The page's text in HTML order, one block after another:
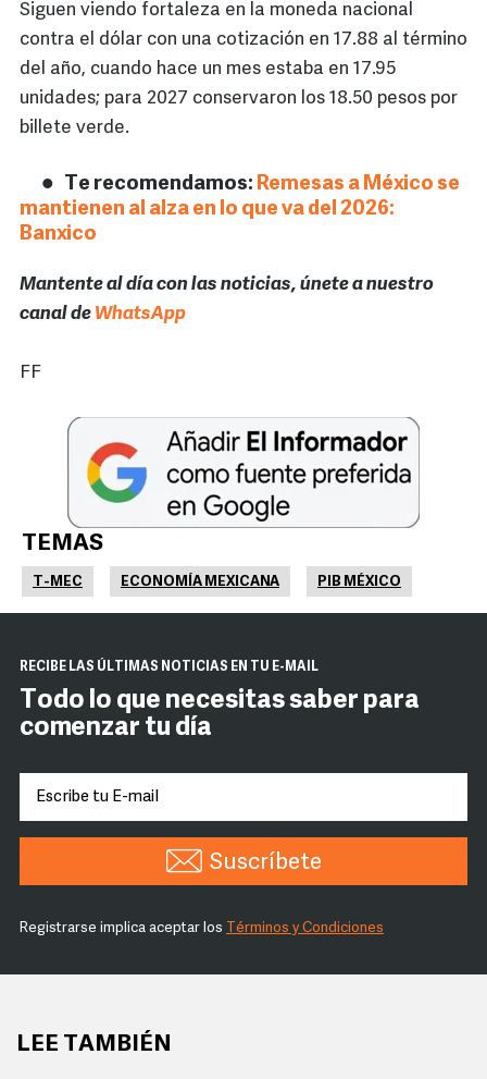
Siguen viendo fortaleza en la moneda nacional
contra el dólar con una cotización en 17.88 al término
del año, cuando hace un mes estaba en 17.95
unidades; para 2027 conservaron los 18.50 pesos por
billete verde.
Te recomendamos: Remesas a México se
mantienen al alza en lo que va del 2026:
Banxico
Mantente al día con las noticias, únete a nuestro
canal de WhatsApp
FF
TEMAS
T-MEC ECONOMÍA MEXICANA PIB MÉXICO
RECIBE LAS ÚLTIMAS NOTICIAS EN TU E-MAIL
Todo lo que necesitas saber para
comenzar tu día
Suscríbete
Registrarse implica aceptar los Términos y Condiciones
LEE TAMBIÉN